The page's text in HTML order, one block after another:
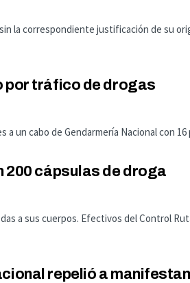
la correspondiente justificación de su
por tráfico de drogas
un cabo de Gendarmería Nacional con 16
200 cápsulas de droga
a sus cuerpos. Efectivos del Control
repelió a